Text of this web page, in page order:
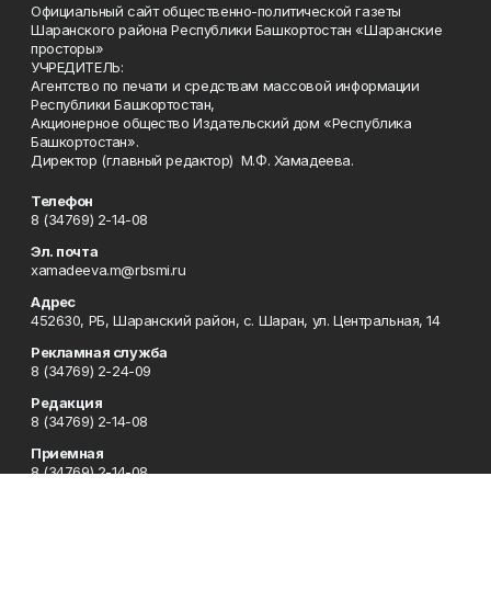
Официальный сайт общественно-политической газеты
Шаранского района Республики Башкортостан «Шаранские
просторы»
УЧРЕДИТЕЛЬ:
Агентство по печати и средствам массовой информации
Республики Башкортостан,
Акционерное общество Издательский дом «Республика
Башкортостан».
Директор (главный редактор) М.Ф. Хамадеева.
Телефон
8 (34769) 2-14-08
Эл. почта
xamadeeva.m@rbsmi.ru
Адрес
452630, РБ, Шаранский район, с. Шаран, ул. Центральная, 14
Рекламная служба
8 (34769) 2-24-09
Редакция
8 (34769) 2-14-08
Приемная
8 (34769) 2-14-08